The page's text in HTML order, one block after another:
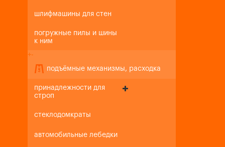
шлифмашины для стен
погружные пилы и шины
к ним
+-
подъёмные механизмы, расходка
принадлежности для
строп
стеклодомкраты
автомобильные лебедки